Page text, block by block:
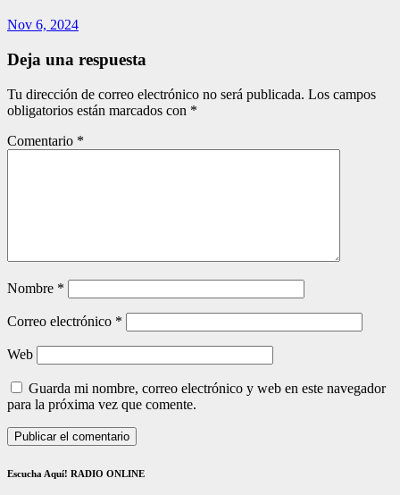
Nov 6, 2024
Deja una respuesta
Tu dirección de correo electrónico no será publicada. Los campos
obligatorios están marcados con *
Comentario *
Nombre *
Correo electrónico *
Web
Guarda mi nombre, correo electrónico y web en este navegador
para la próxima vez que comente.
Escucha Aquí! RADIO ONLINE